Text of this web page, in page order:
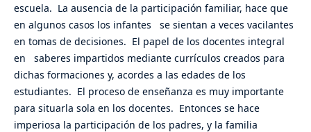
escuela. La ausencia de la participación familiar, hace que
en algunos casos los infantes se sientan a veces vacilantes
en tomas de decisiones. El papel de los docentes integral
en saberes impartidos mediante currículos creados para
dichas formaciones y, acordes a las edades de los
estudiantes. El proceso de enseñanza es muy importante
para situarla sola en los docentes. Entonces se hace
imperiosa la participación de los padres, y la familia